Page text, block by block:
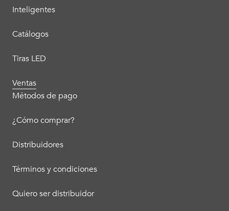
Inteligentes
Catálogos
Tiras LED
Ventas
Métodos de pago
¿Cómo comprar?
Distribuidores
Términos y condiciones
Quiero ser distribuidor